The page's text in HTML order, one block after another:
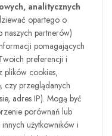
analitycznych
opartego o
naszych partnerów)
pomagających
preferencji i
plików cookies,
czy przeglądanych
adres IP). Mogą być
porównań lub
użytkowników i